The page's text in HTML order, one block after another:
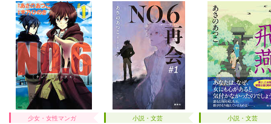
少女・女性マンガ 小説・文芸 小説・文芸